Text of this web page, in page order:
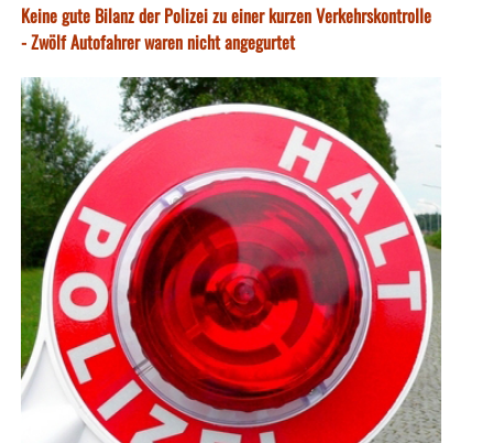
Keine gute Bilanz der Polizei zu einer kurzen Verkehrskontrolle
- Zwölf Autofahrer waren nicht angegurtet